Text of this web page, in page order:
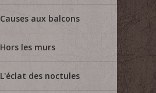
Causes aux balcons
Hors les murs
L'éclat des noctules